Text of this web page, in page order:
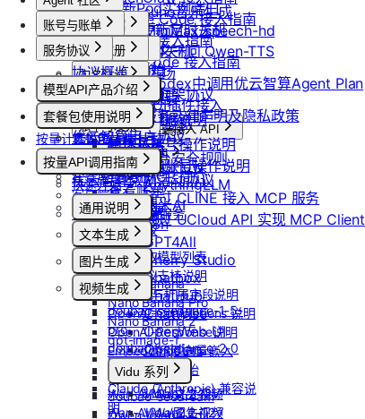
更新Pod实例端口
设置/更新定时关机
取消定时关机
suno音乐生成
MiniMax/speech-hd
通义千问 Qwen-TTS
Claude Code 接入指南
Codex 接入指南
OpenCode 接入指南
如何在codex中调用优云智算Agent Plan
ComfyUI插件接入
常见客户端接入 API
Dify
RAGFlow
AnythingLLM
纳米AI
n8n
GPT4All
Cherry Studio
Chatbox
ChatHub
ChatWise
OpenWeb UI
Obsidian
MCP 说明
MCP 简介
通过 CLINE 接入 MCP 服务
通过 UCloud API 实现 MCP Client
产品介绍
产品介绍
快速开始
控制台操作
Agent广场
操作指南
模型配置
计费说明
升配与续费
到期与数据说明
账号与账单
账号注册
注册流程
注销账号
实名认证
认证概览
个人认证
高校认证
企业认证
团队管理
团队功能概览
管理员账号操作说明
团队成员账号操作说明
账单与发票
账号充值
提现规则
查看账单
开具发票
服务协议
协议概览
优云智算服务框架协议
优云智算云服务法律声明及隐私政策
优云智算用户协议
优云智算云平台安全规则
优云智算激励活动协议
模型API产品介绍
模型API服务
套餐包使用说明
套餐包快速上手
套餐计费逻辑
套餐用量统计
客户端接入
OpenClaw 云端服务
按量计费说明
按量API调用指南
快速开始
通用说明
认证鉴权
错误码
文本生成
如何获取模型列表
模型协议支持说明
API支持与扩展字段说明
OpenAI-Completions 说明
OpenAI-Response说明
Embeddings 向量嵌入
Gemini 快速开始
Claude (Anthropic) 兼容说
明
图片生成
Nano Banana
Nano Banana Pro
Nano Banana 2
gpt-image-1
gpt-image-1.5
gpt-image-2
doubao-seedream
Qwen-Image-Edit
视频生成
doubao-seedance-1-5-
pro
doubao-seedance-2-0
Vidu 系列
Vidu/文生视频
Vidu/图生视频
Wan-AI/Wan2.2-I2V
Wan-AI/Wan2.2-T2V